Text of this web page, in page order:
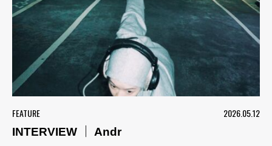
FEATURE
2026.05.12
INTERVIEW ｜ Andr